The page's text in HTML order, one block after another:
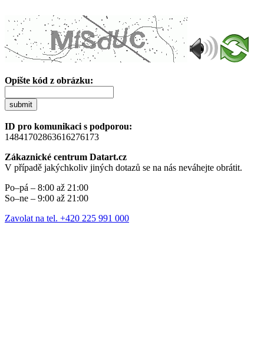
Opište kód z obrázku:
submit
ID pro komunikaci s podporou:
14841702863616276173
Zákaznické centrum Datart.cz
V případě jakýchkoliv jiných dotazů se na nás neváhejte obrátit.
Po–pá – 8:00 až 21:00
So–ne – 9:00 až 21:00
Zavolat na tel. +420 225 991 000